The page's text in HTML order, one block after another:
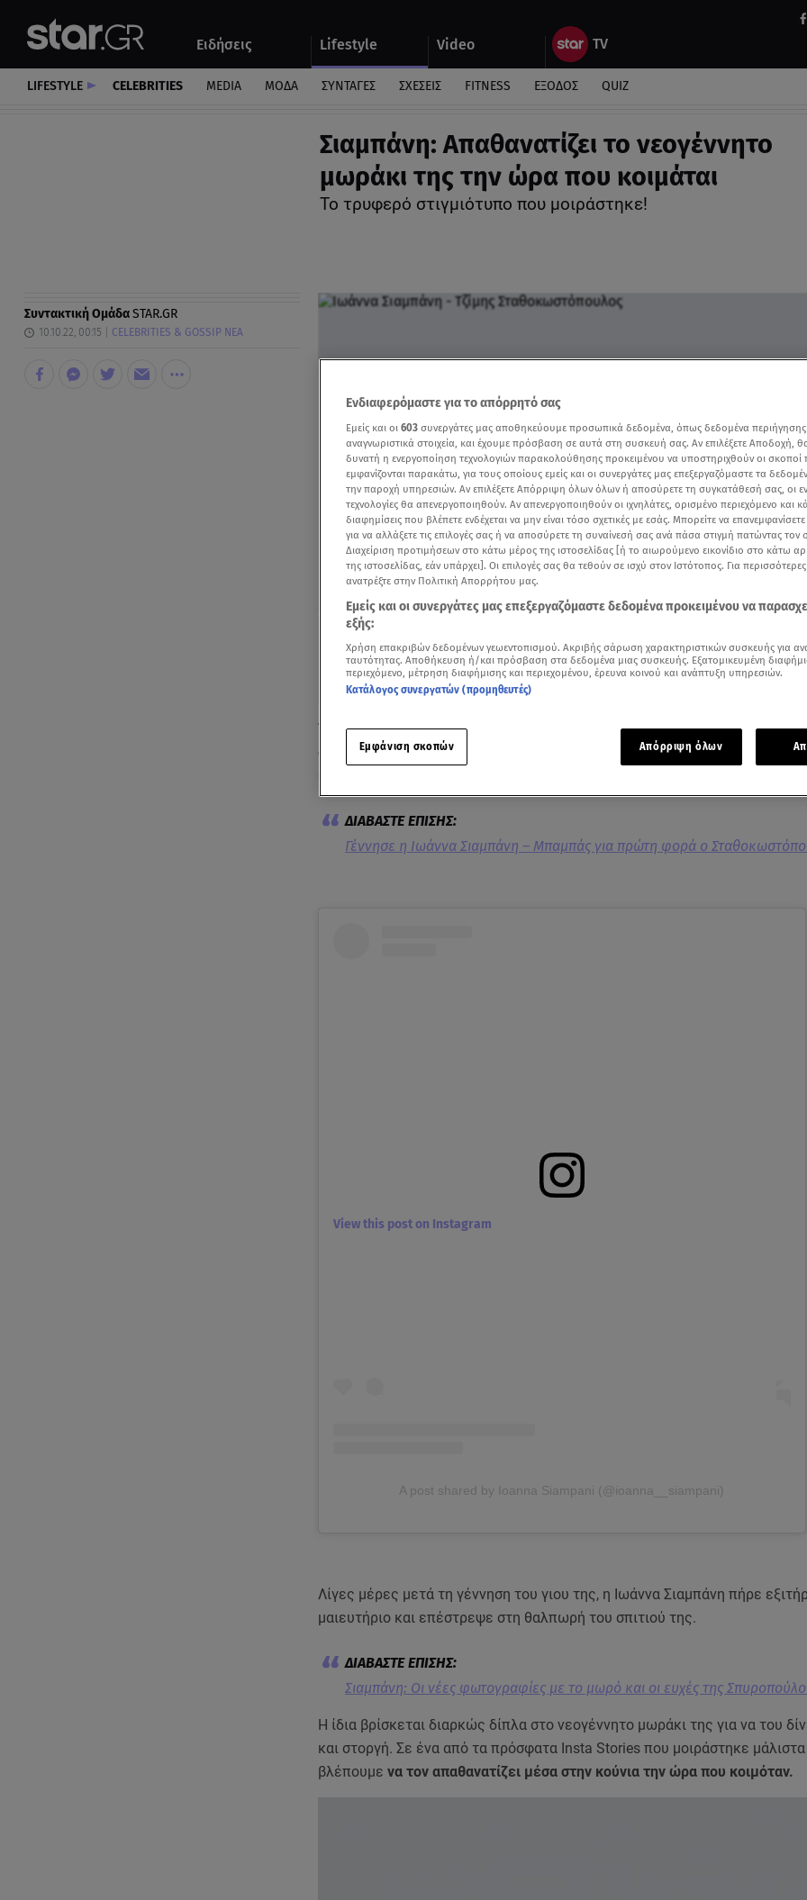
Ειδήσεις Lifestyle Video
Αυτοκίνητο
LIFESTYLE CELEBRITIES MEDIA ΜΟΔΑ ΣΥΝΤΑΓΕΣ ΣΧΕΣΕΙΣ FITNESS ΕΞΟΔΟΣ QUIZ
Σιαμπάνη: Απαθανατίζει το νεογέννητο
μωράκι της την ώρα που κοιμάται
Το τρυφερό στιγμιότυπο που μοιράστηκε!
Συντακτική ΟμάδαSTAR.GR
10.10.22, 00:15 CELEBRITIES & GOSSIP ΝΕΑ
Add star.gr on Google
Την πιο ευτυχισμένη περίοδο της ζωής της βιώνει ηΙωάννα Σιαμπάνη, η
απο μια βδομάδα έγινε για πρώτη φορά μητέρα, φέρνοντας στον κόσμο
Γέννησε η Ιωάννα Σιαμπάνη – Μπαμπάς για πρώτη φορά ο
View this post on Instagram
A post shared by Ioanna Siampani (@ioanna__siampani)
Λίγες μέρες μετά τη γέννηση του γιου της, η Ιωάννα Σιαμπάνη πήρε
μαιευτήριο και επέστρεψε στη θαλπωρή του σπιτιού της.
Σιαμπάνη: Οι νέες φωτογραφίες με το μωρό και οι ευχές της
Η ίδια βρίσκεται διαρκώς δίπλα στο νεογέννητο μωράκι της για να του
και στοργή. Σε ένα από τα πρόσφατα Insta Stories που μοιράστηκε μάλιστα
βλέπουμε να τον απαθανατίζει μέσα στην κούνια την ώρα που κοιμόταν.
Ενδιαφερόμαστε για το απόρρητό σας
Εμείς και οι 603 συνεργάτες μας αποθηκεύουμε προσωπικά δεδομένα, όπως δεδομένα
αναγνωριστικά στοιχεία, και έχουμε πρόσβαση σε αυτά στη συσκευή σας. Αν επιλέξετε Αποδοχή,
δυνατή η ενεργοποίηση τεχνολογιών παρακολούθησης προκειμένου να υποστηριχθούν οι σκοποί
εμφανίζονται παρακάτω, για τους οποίους εμείς και οι συνεργάτες μας επεξεργαζόμαστε τα
την παροχή υπηρεσιών. Αν επιλέξετε Απόρριψη όλων όλων ή αποσύρετε τη συγκατάθεσή σας, οι
τεχνολογίες θα απενεργοποιηθούν. Αν απενεργοποιηθούν οι ιχνηλάτες, ορισμένο περιεχόμενο και
διαφημίσεις που βλέπετε ενδέχεται να μην είναι τόσο σχετικές με εσάς. Μπορείτε να
για να αλλάξετε τις επιλογές σας ή να αποσύρετε τη συναίνεσή σας ανά πάσα στιγμή πατώντας τον
Διαχείριση προτιμήσεων στο κάτω μέρος της ιστοσελίδας [ή το αιωρούμενο εικονίδιο στο κάτω
της ιστοσελίδας, εάν υπάρχει]. Οι επιλογές σας θα τεθούν σε ισχύ στον Ιστότοπος. Για
ανατρέξτε στην Πολιτική Απορρήτου μας.
Εμείς και οι συνεργάτες μας επεξεργαζόμαστε δεδομένα προκειμένου να
εξής:
Χρήση επακριβών δεδομένων γεωεντοπισμού. Ακριβής σάρωση χαρακτηριστικών συσκευής για
ταυτότητας. Αποθήκευση ή/και πρόσβαση στα δεδομένα μιας συσκευής. Εξατομικευμένη
περιεχόμενο, μέτρηση διαφήμισης και περιεχομένου, έρευνα κοινού και ανάπτυξη υπηρεσιών.
Κατάλογος συνεργατών (προμηθευτές)
Εμφάνιση σκοπών Απόρριψη όλων